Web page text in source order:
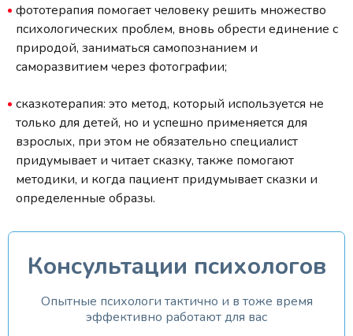
фототерапия помогает человеку решить множество
психологических проблем, вновь обрести единение с
природой, заниматься самопознанием и
саморазвитием через фотографии;
сказкотерапия: это метод, который используется не
только для детей, но и успешно применяется для
взрослых, при этом не обязательно специалист
придумывает и читает сказку, также помогают
методики, и когда пациент придумывает сказки и
определенные образы.
Консультации психологов
Опытные психологи тактично и в тоже время
эффективно работают для вас